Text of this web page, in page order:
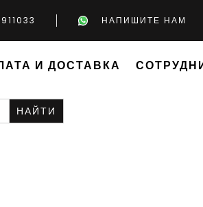
НАПИШИТЕ НАМ
И ДОСТАВКА